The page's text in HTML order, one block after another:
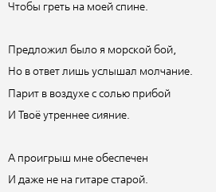
Чтобы греть на моей спине.
Предложил было я морской бой,
Но в ответ лишь услышал молчание.
Парит в воздухе с солью прибой
И Твоё утреннее сияние.
А проигрыш мне обеспечен
И даже не на гитаре старой.